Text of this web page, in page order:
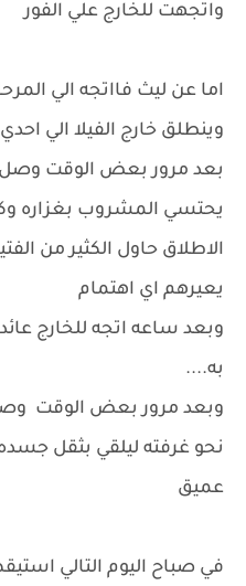
واتجهت للخارج علي الفور
اما عن ليث فااتجه الي
وينطلق خارج الفيلا الي احدي
بعد مرور بعض الوقت وصل
يحتسي المشروب بغزاره
الاطلاق حاول الكثير من
يعيرهم اي اهتمام
وبعد ساعه اتجه للخارج
به....
وبعد مرور بعض الوقت
نحو غرفته ليلقي بثقل
عميق
في صباح اليوم التالي